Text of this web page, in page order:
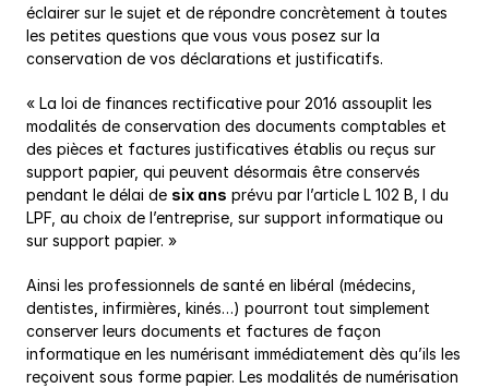
éclairer sur le sujet et de répondre concrètement à toutes
les petites questions que vous vous posez sur la
conservation de vos déclarations et justificatifs.
« La loi de finances rectificative pour 2016 assouplit les
modalités de conservation des documents comptables et
des pièces et factures justificatives établis ou reçus sur
support papier, qui peuvent désormais être conservés
pendant le délai de six ans prévu par l’article L 102 B, I du
LPF, au choix de l’entreprise, sur support informatique ou
sur support papier. »
Ainsi les professionnels de santé en libéral (médecins,
dentistes, infirmières, kinés…) pourront tout simplement
conserver leurs documents et factures de façon
informatique en les numérisant immédiatement dès qu’ils les
reçoivent sous forme papier. Les modalités de numérisation